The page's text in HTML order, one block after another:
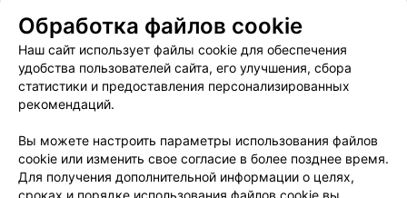
Пользовательское соглашение
Способы оплаты
Вакансии
Партнеры
Написать руководителю 103.by
Обработка персональных данных
Обработка файлов cookie
Наш сайт использует файлы cookie для обеспечения
удобства пользователей сайта, его улучшения, сбора
статистики и предоставления персонализированных
рекомендаций.
Вы можете настроить параметры использования файлов
cookie или изменить свое согласие в более позднее время.
Для получения дополнительной информации о целях,
сроках и порядке использования файлов cookie вы